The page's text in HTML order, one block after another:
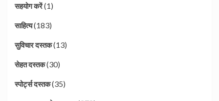
सहयोग करें(1)
साहित्य(183)
सुविचार दस्तक(13)
सेहत दस्तक(30)
स्पोर्ट्स दस्तक(35)